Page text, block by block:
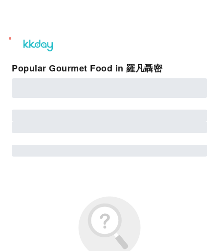
unread
notifications
Popular Gourmet Food in 羅凡聶密